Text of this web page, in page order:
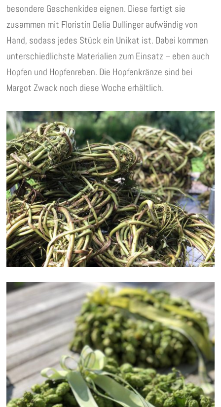
besondere Geschenkidee eignen. Diese fertigt sie
zusammen mit Floristin Delia Dullinger aufwändig von
Hand, sodass jedes Stück ein Unikat ist. Dabei kommen
unterschiedlichste Materialien zum Einsatz – eben auch
Hopfen und Hopfenreben. Die Hopfenkränze sind bei
Margot Zwack noch diese Woche erhältlich.